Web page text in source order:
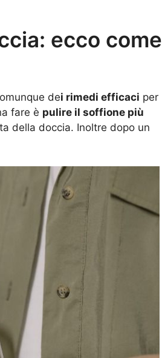
ecco come
dei rimedi efficaci per
fare è pulire il soffione più
della doccia. Inoltre dopo un